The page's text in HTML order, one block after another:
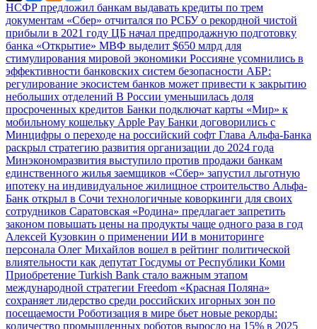
НСФР предложил банкам выдавать кредиты по трем
документам «Сбер» отчитался по РСБУ о рекордной чистой
прибыли в 2021 году ЦБ начал предпродажную подготовку
банка «Открытие» МВФ выделит $650 млрд для
стимулирования мировой экономики Россияне усомнились в
эффективности банковских систем безопасности АБР:
регулирование экосистем банков может привести к закрытию
небольших отделений В России уменьшилась доля
просроченных кредитов Банки подключат карты «Мир» к
мобильному кошельку Apple Pay Банки договорились с
Минцифры о переходе на российский софт Глава Альфа-Банка
раскрыл стратегию развития организации до 2024 года
Минэкономразвития выступило против продажи банкам
единственного жилья заемщиков «Сбер» запустил льготную
ипотеку на индивидуальное жилищное строительство Альфа-
Банк открыл в Сочи технологичные коворкинги для своих
сотрудников Саратовская «Родина» предлагает запретить
законом повышать цены на продукты чаще одного раза в год
Алексей Кузовкин о применении ИИ в мониторинге
персонала Олег Михайлов вошел в рейтинг политической
влиятельности как депутат Госдумы от Республики Коми
Приобретение Turkish Bank стало важным этапом
международной стратегии Freedom «Красная Поляна»
сохраняет лидерство среди российских игорных зон по
посещаемости Роботизация в мире бьет новые рекорды:
количество промышленных роботов выросло на 15% в 2025